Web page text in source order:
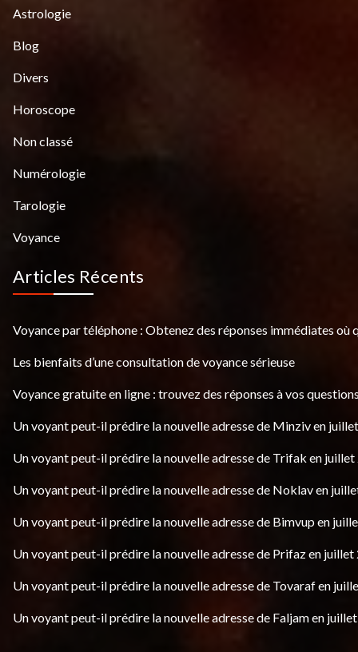
Astrologie
Blog
Divers
Horoscope
Non classé
Numérologie
Tarologie
Voyance
Articles Récents
Voyance par téléphone : Obtenez des réponses immédiates où
Les bienfaits d’une consultation de voyance sérieuse
Voyance gratuite en ligne : trouvez des réponses à vos
Un voyant peut-il prédire la nouvelle adresse de Minziv en
Un voyant peut-il prédire la nouvelle adresse de Trifak en juillet
Un voyant peut-il prédire la nouvelle adresse de Noklav en
Un voyant peut-il prédire la nouvelle adresse de Bimvup en
Un voyant peut-il prédire la nouvelle adresse de Prifaz en juillet
Un voyant peut-il prédire la nouvelle adresse de Tovaraf en
Un voyant peut-il prédire la nouvelle adresse de Faljam en